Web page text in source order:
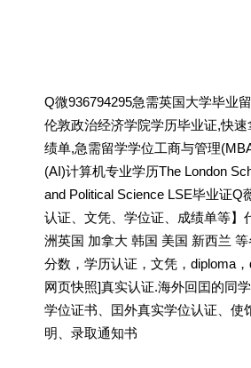
Q微936794295急需英国大学毕业
伦敦政治经济学院学历毕业证,快
绩单,急需留学学位工商与管理
(AI)计算机专业学历The London
and Political Science LSE毕业证Q
认证、文凭、学位证、成绩单等】
洲英国 加拿大 韩国 美国 新西兰
分数，学历认证，文凭，diploma
网页快照]真实认证.海外回囯的同
学位证书、囯外真实学位认证、使
明、录取通知书